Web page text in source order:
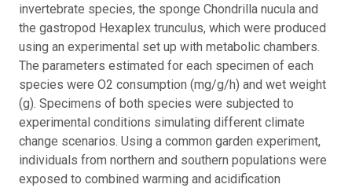
invertebrate species, the sponge Chondrilla nucula and
the gastropod Hexaplex trunculus, which were produced
using an experimental set up with metabolic chambers.
The parameters estimated for each specimen of each
species were O2 consumption (mg/g/h) and wet weight
(g). Specimens of both species were subjected to
experimental conditions simulating different climate
change scenarios. Using a common garden experiment,
individuals from northern and southern populations were
exposed to combined warming and acidification